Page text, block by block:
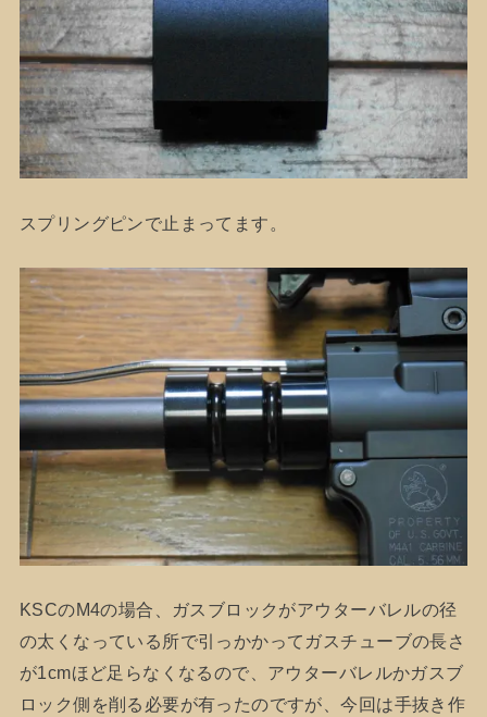
スプリングピンで止まってます。
KSCのM4の場合、ガスブロックがアウターバレルの径
の太くなっている所で引っかかってガスチューブの長さ
が1cmほど足らなくなるので、アウターバレルかガスブ
ロック側を削る必要が有ったのですが、今回は手抜き作